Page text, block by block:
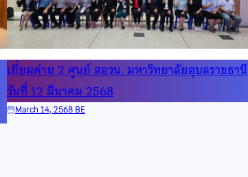
เยี่ยมค่าย 2 ศูนย์ สอวน. มหาวิทยาลัยอุบลราชธานี
วันที่ 12 มีนาคม 2568
March 14, 2568 BE